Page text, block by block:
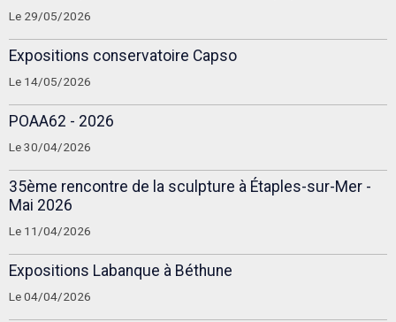
Le 29/05/2026
Expositions conservatoire Capso
Le 14/05/2026
POAA62 - 2026
Le 30/04/2026
35ème rencontre de la sculpture à Étaples-sur-Mer -
Mai 2026
Le 11/04/2026
Expositions Labanque à Béthune
Le 04/04/2026